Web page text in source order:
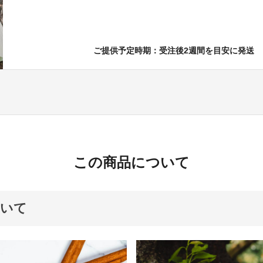
ご提供予定時期：受注後2週間を目安に発送
この商品について
て